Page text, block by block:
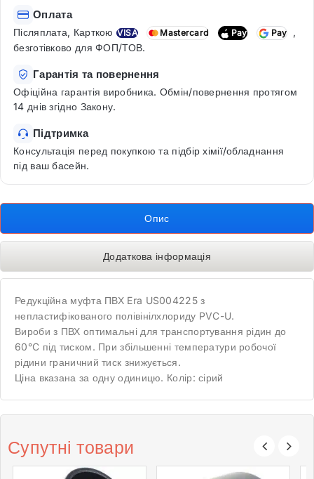
Оплата
Післяплата, Карткою VISA Mastercard Pay Pay
,
безготівково для ФОП/ТОВ.
Гарантія та повернення
Офіційна гарантія виробника. Обмін/повернення протягом
14 днів згідно Закону.
Підтримка
Консультація перед покупкою та підбір хімії/обладнання
під ваш басейн.
Опис
Додаткова інформація
Редукційна муфта ПВХ Era US004225 з
непластифікованого полівінілхлориду PVC-U.
Вироби з ПВХ оптимальні для транспортування рідин до
60°C під тиском. При збільшенні температури робочої
рідини граничний тиск знижується.
Ціна вказана за одну одиницю. Колір: сірий
Супутні товари